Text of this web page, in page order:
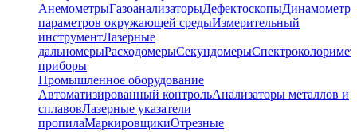
АнемометрыГазоанализаторыДефектоскопы
параметров окружающей средыИзмерительный
инструментЛазерные
дальномерыРасходомерыСекундомеры
приборы
Промышленное оборудование
Автоматизированный контрольАнализаторы металлов и
сплавовЛазерные указатели
пропилаМаркировщикиОтрезные